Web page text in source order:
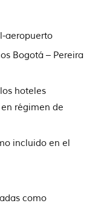
aeropuerto
Bogotá – Pereira
hoteles
régimen de
incluido en el
como